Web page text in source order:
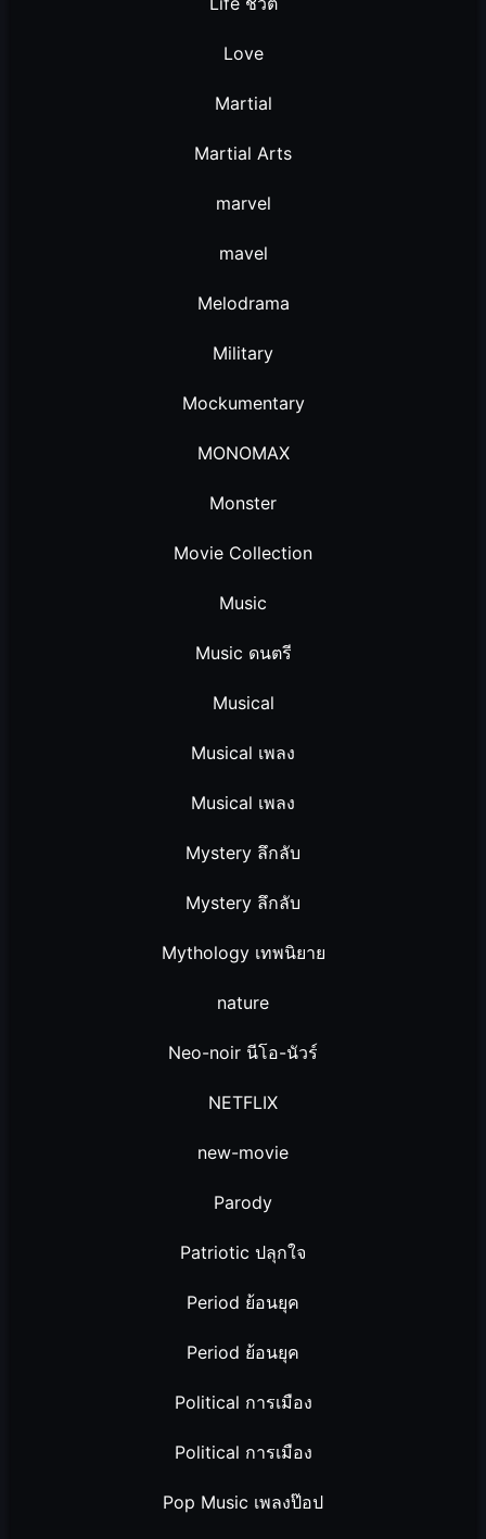
Love
Martial
Martial Arts
marvel
mavel
Melodrama
Military
Mockumentary
MONOMAX
Monster
Movie Collection
Music
Music ดนตรี
Musical
Musical เพลง
Musical เพลง
Mystery ลึกลับ
Mystery ลึกลับ
Mythology เทพนิยาย
nature
Neo-noir นีโอ-นัวร์
NETFLIX
new-movie
Parody
Patriotic ปลุกใจ
Period ย้อนยุค
Period ย้อนยุค
Political การเมือง
Political การเมือง
Pop Music เพลงป๊อป